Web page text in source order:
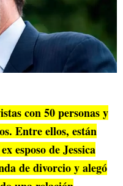
con 50 personas y
Entre ellos, están
esposo de Jessica
de divorcio y alegó